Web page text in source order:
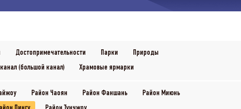
Достопримечательности Парки
Природы
(большой канал) Храмовые ярмарки
Район Чаоян Район Фаншань
Район Миюнь